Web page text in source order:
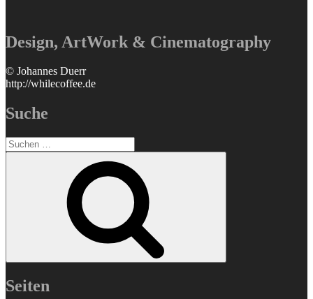
Design, ArtWork & Cinematography
© Johannes Duerr
http://whilecoffee.de
Suche
Suchen
nach:
Seiten